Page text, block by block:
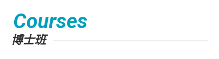
Courses
博士班